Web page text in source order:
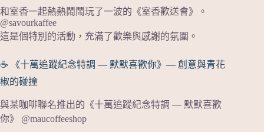
和室香一起熱熱鬧鬧玩了一波的《室香歡送會》。
@savourkaffee
這是個特別的活動，充滿了歡樂與感謝的氛圍。
☕ 《十萬追蹤紀念特調 — 默默喜歡你》— 創意與青花
椒的碰撞
與某咖啡聯名推出的《十萬追蹤紀念特調 — 默默喜歡
你》 @maucoffeeshop